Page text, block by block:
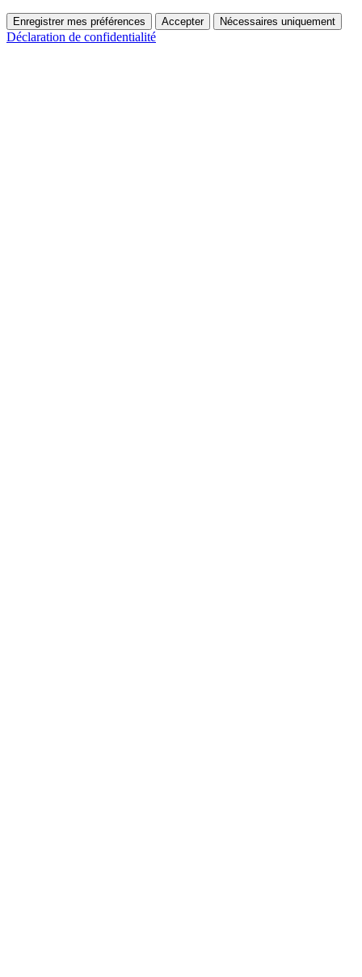
Enregistrer mes préférences Accepter Nécessaires uniquement
Déclaration de confidentialité